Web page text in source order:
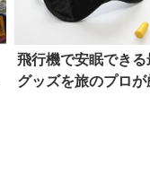
飛行機で安眠でき
グッズを旅のプロが